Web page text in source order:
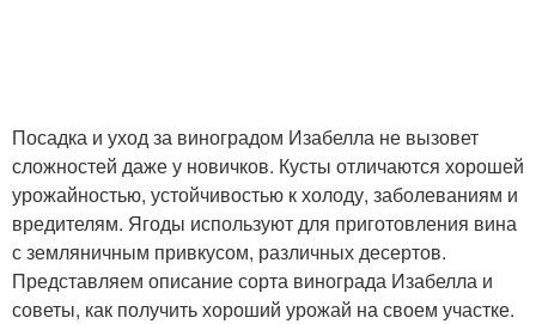
Посадка и уход за виноградом Изабелла не вызовет
сложностей даже у новичков. Кусты отличаются хорошей
урожайностью, устойчивостью к холоду, заболеваниям и
вредителям. Ягоды используют для приготовления вина
с земляничным привкусом, различных десертов.
Представляем описание сорта винограда Изабелла и
советы, как получить хороший урожай на своем участке.